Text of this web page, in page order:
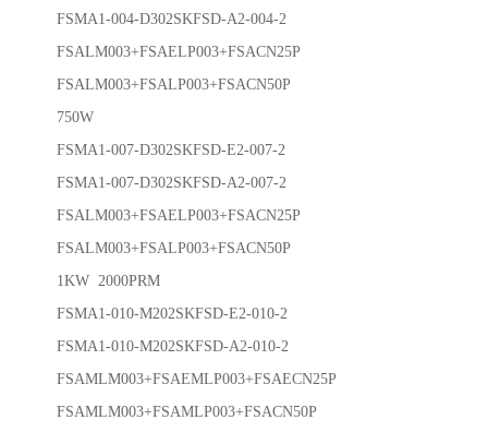
FSMA1-004-D302SKFSD-A2-004-2
FSALM003+FSAELP003+FSACN25P
FSALM003+FSALP003+FSACN50P
750W
FSMA1-007-D302SKFSD-E2-007-2
FSMA1-007-D302SKFSD-A2-007-2
FSALM003+FSAELP003+FSACN25P
FSALM003+FSALP003+FSACN50P
1KW 2000PRM
FSMA1-010-M202SKFSD-E2-010-2
FSMA1-010-M202SKFSD-A2-010-2
FSAMLM003+FSAEMLP003+FSAECN25P
FSAMLM003+FSAMLP003+FSACN50P